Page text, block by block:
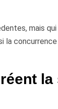
mais
la